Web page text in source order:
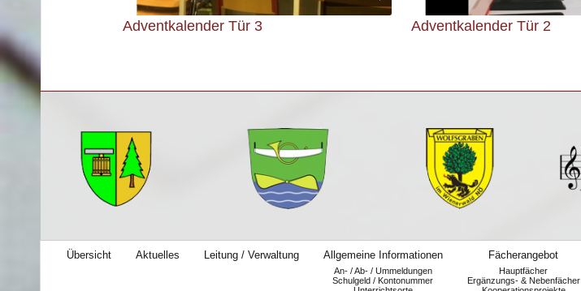
Adventkalender Tür 3 Adventkalender Tür 2
Übersicht Aktuelles Leitung / Verwaltung Allgemeine Informationen
An- / Ab- / Ummeldungen
Schulgeld / Kontonummer
Fächerangebot
Hauptfächer
Ergänzungs- & Nebenfächer